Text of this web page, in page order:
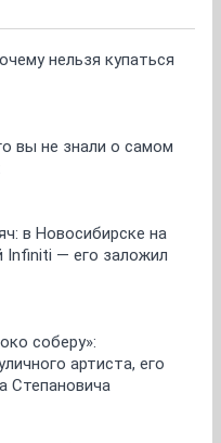
нельзя купаться
вы не знали о самом
в Новосибирске на
Infiniti — его заложил
соберу»:
артиста, его
Степановича